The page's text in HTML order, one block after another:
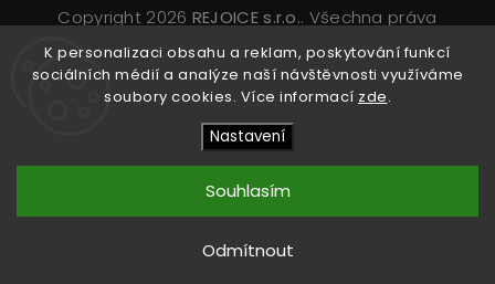
K personalizaci obsahu a reklam, poskytování funkcí
sociálních médií a analýze naší návštěvnosti využíváme
soubory cookies. Více informací zde.
Nastavení
Odmítnout
Souhlasím
Přidat do košíku
Copyright 2026 REJOICE s.r.o.. Všechna práva
vyhrazena.
Upravit nastavení cookies
VytvořilShoptet| DesignShoptak.cz